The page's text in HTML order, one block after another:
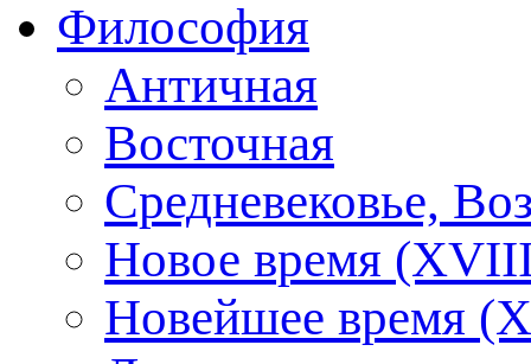
Философия
Античная
Восточная
Средневековье,
Новое время
Новейшее время